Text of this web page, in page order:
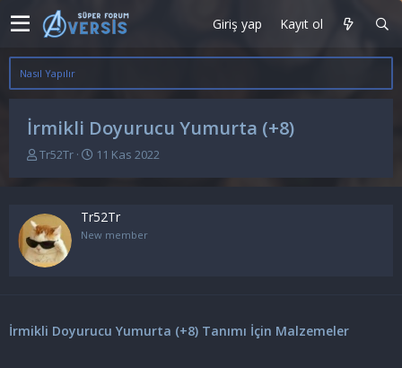
Giriş yap Kayıt ol
Nasıl Yapılır
İrmikli Doyurucu Yumurta (+8)
K
y
u
b
a
t
Tr52Tr
B
a
n
r
11 Kas 2022
Tr52Tr
New member
İrmikli Doyurucu Yumurta (+8) Tanımı İçin Malzemeler